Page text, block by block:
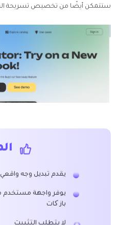
ستتمكن أيضًا من تخصيص تسريحة
يقدم تبديل وجه واقعي
يوفر واجهة مستخدم
باز کات